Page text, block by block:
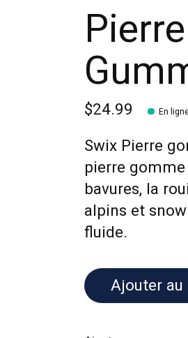
$24.99 En
Swix Pierre
pierre
bavures, la
alpins et
fluide.
Ajouter